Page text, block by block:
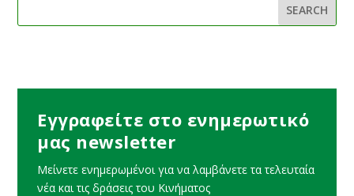
Εγγραφείτε στο ενημερωτικό
μας newsletter
Μείνετε ενημερωμένοι για να λαμβάνετε τα τελευταία
νέα και τις δράσεις του Κινήματος